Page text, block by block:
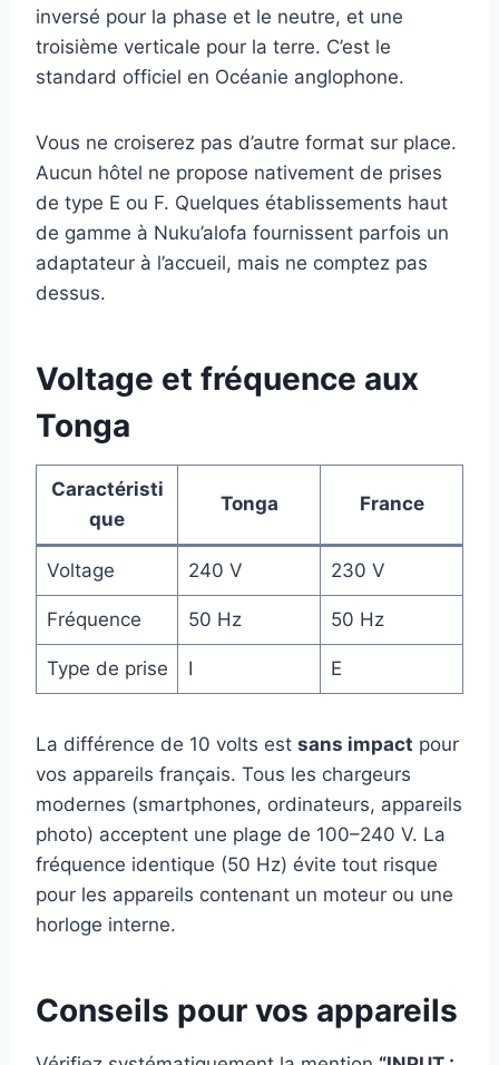
inversé pour la phase et le neutre, et une
troisième verticale pour la terre. C’est le
standard officiel en Océanie anglophone.
Vous ne croiserez pas d’autre format sur place.
Aucun hôtel ne propose nativement de prises
de type E ou F. Quelques établissements haut
de gamme à Nuku’alofa fournissent parfois un
adaptateur à l’accueil, mais ne comptez pas
dessus.
Voltage et fréquence aux
Tonga
Caractéristi
que
Tonga France
Voltage 240 V 230 V
Fréquence 50 Hz 50 Hz
Type de prise I E
La différence de 10 volts est sans impact pour
vos appareils français. Tous les chargeurs
modernes (smartphones, ordinateurs, appareils
photo) acceptent une plage de 100–240 V. La
fréquence identique (50 Hz) évite tout risque
pour les appareils contenant un moteur ou une
horloge interne.
Conseils pour vos appareils